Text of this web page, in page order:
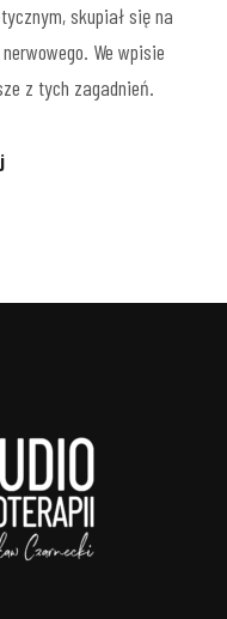
skupiał się na
We wpisie
z tych zagadnień.